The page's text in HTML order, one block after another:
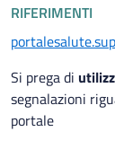
RIFERIMENTI
Si prega di
segnalazioni
portale